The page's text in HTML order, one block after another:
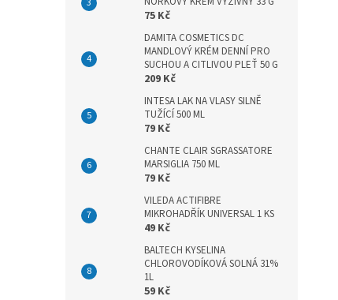
75 Kč
DAMITA COSMETICS DC
MANDLOVÝ KRÉM DENNÍ PRO
SUCHOU A CITLIVOU PLEŤ 50 G
209 Kč
INTESA LAK NA VLASY SILNĚ
TUŽÍCÍ 500 ML
79 Kč
CHANTE CLAIR SGRASSATORE
MARSIGLIA 750 ML
79 Kč
VILEDA ACTIFIBRE
MIKROHADŘÍK UNIVERSAL 1 KS
49 Kč
BALTECH KYSELINA
CHLOROVODÍKOVÁ SOLNÁ 31%
1L
59 Kč